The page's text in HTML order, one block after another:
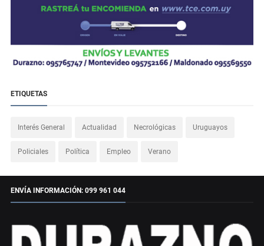
ETIQUETAS
Interés General Actualidad Necrológicas Uruguayos
Policiales Política Empleo Verano
ENVÍA INFORMACIÓN: 099 961 044